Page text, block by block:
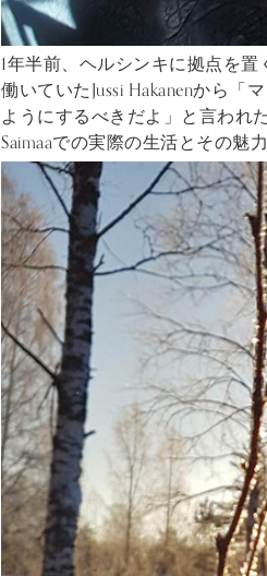
1年半前、ヘルシンキに拠点を
働いていたJussi Hakanenから
ようにするべきだよ」と言われ
Saimaaでの実際の生活とその魅